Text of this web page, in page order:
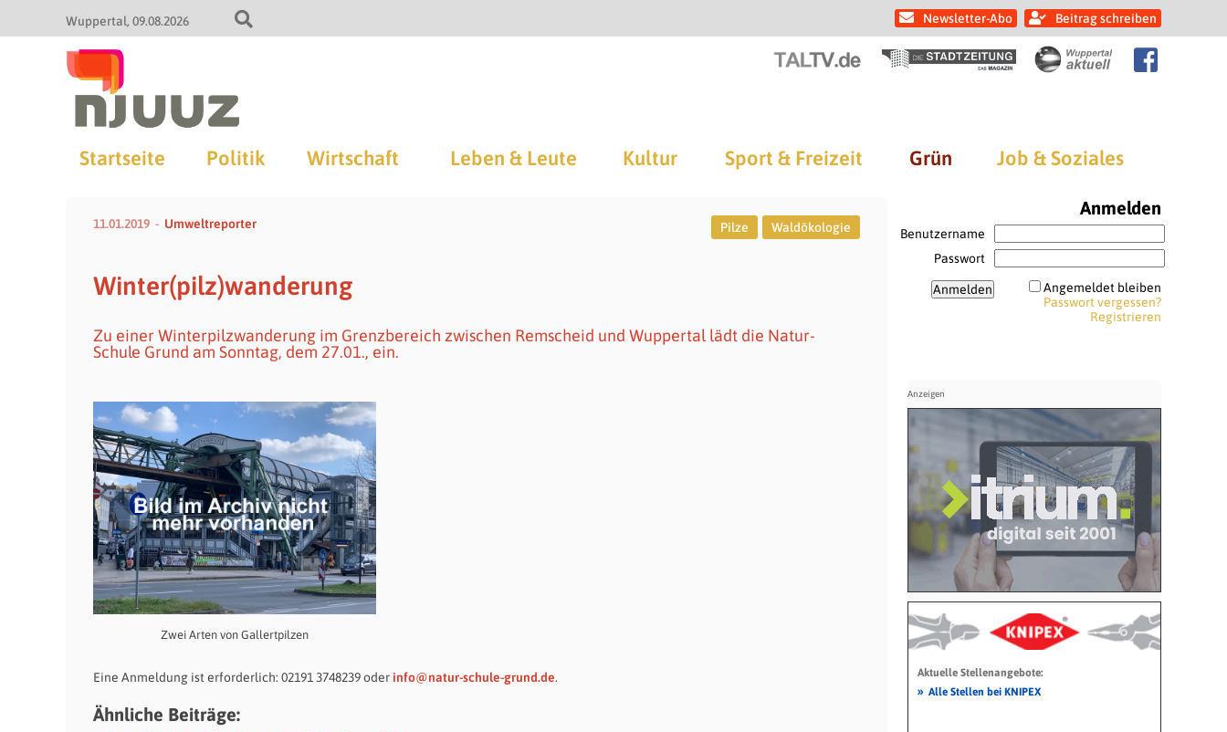
Wuppertal 09.08.2026 Newsletter-Abo Beitrag schreiben
Startseite Politik Wirtschaft Leben & Leute Kultur Sport & Freizeit Grün Job & Soziales
11.01.2019 Umweltreporter Pilze Waldökologie
Winter(pilz)wanderung
Zu einer Winterpilzwanderung im Grenzbereich zwischen Remscheid und Wuppertal lädt die Natur-
Schule Grund am Sonntag, dem 27.01., ein.
Zwei Arten von Gallertpilzen
Eine Anmeldung ist erforderlich: 02191 3748239 oder info@natur-schule-grund.de.
Ähnliche Beiträge:
Anmelden
Benutzername
Passwort
Angemeldet bleiben
Passwort vergessen?
Registrieren
Aktuelle Stellenangebote:
» Alle Stellen bei KNIPEX